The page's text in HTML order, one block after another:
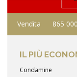
Vendita 865
IL PIÙ
Condamine